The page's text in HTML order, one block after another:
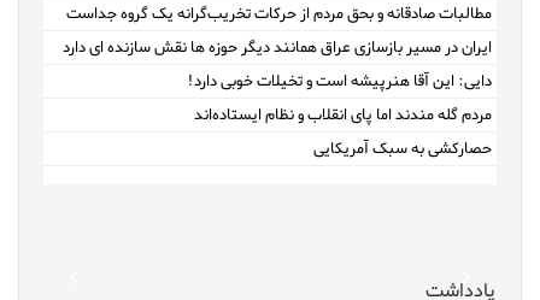
مطالبات صادقانه و بحق مردم از حرکات تخریب‌گرانه یک گروه جداست
ایران در مسیر بازسازی عراق همانند دیگر حوزه ها نقش سازنده ای دارد
دایی: این آقا هنرپیشه است و تخیلات خوبی دارد!
مردم گله مندند اما پای انقلاب و نظام ایستاده‌اند
حصارکشی به سبک آمریکایی
Next
یادداشت